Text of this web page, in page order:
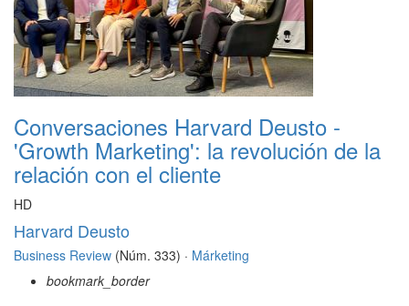
Conversaciones Harvard Deusto -
'Growth Marketing': la revolución de la
relación con el cliente
HD
Harvard Deusto
Business Review (Núm. 333) · Márketing
bookmark_border